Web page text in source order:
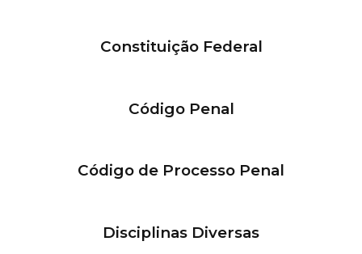
Constituição Federal
Código Penal
Código de Processo Penal
Disciplinas Diversas